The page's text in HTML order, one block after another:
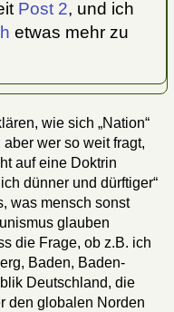
Post 2, und ich
etwas mehr zu
wie sich „Nation“
wer so weit fragt,
auf eine Doktrin
dünner und dürftiger“
was mensch sonst
glauben
die Frage, ob z.B. ich
Baden, Baden-
Deutschland, die
den globalen Norden